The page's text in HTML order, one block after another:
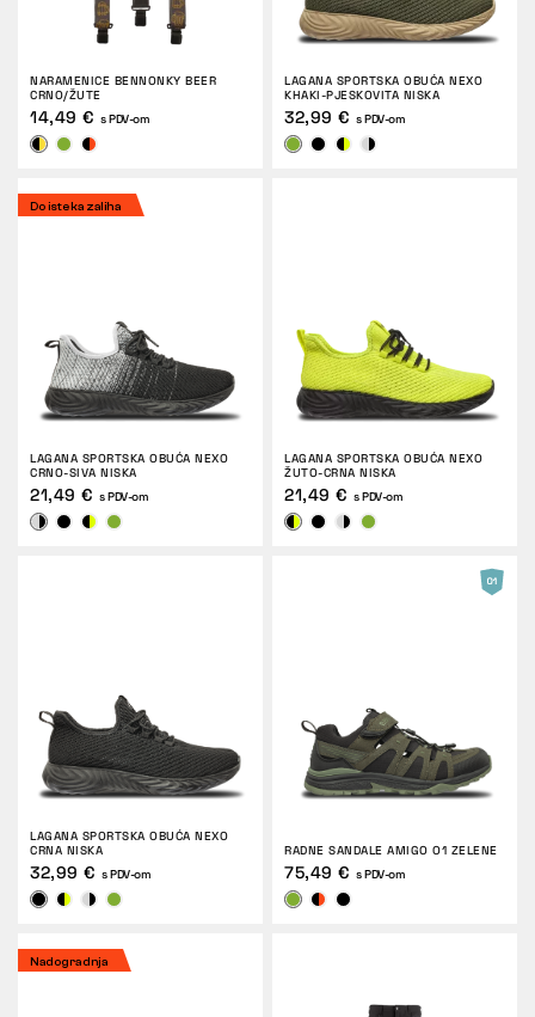
NARAMENICE BENNONKY BEER
CRNO/ŽUTE
14,49 € s PDV-om
LAGANA SPORTSKA OBUĆA NEXO
KHAKI-PJESKOVITA NISKA
32,99 € s PDV-om
Do isteka zaliha
LAGANA SPORTSKA OBUĆA NEXO
CRNO-SIVA NISKA
21,49 € s PDV-om
LAGANA SPORTSKA OBUĆA NEXO
ŽUTO-CRNA NISKA
21,49 € s PDV-om
LAGANA SPORTSKA OBUĆA NEXO
CRNA NISKA
32,99 € s PDV-om
RADNE SANDALE AMIGO O1 ZELENE
75,49 € s PDV-om
Nadogradnja